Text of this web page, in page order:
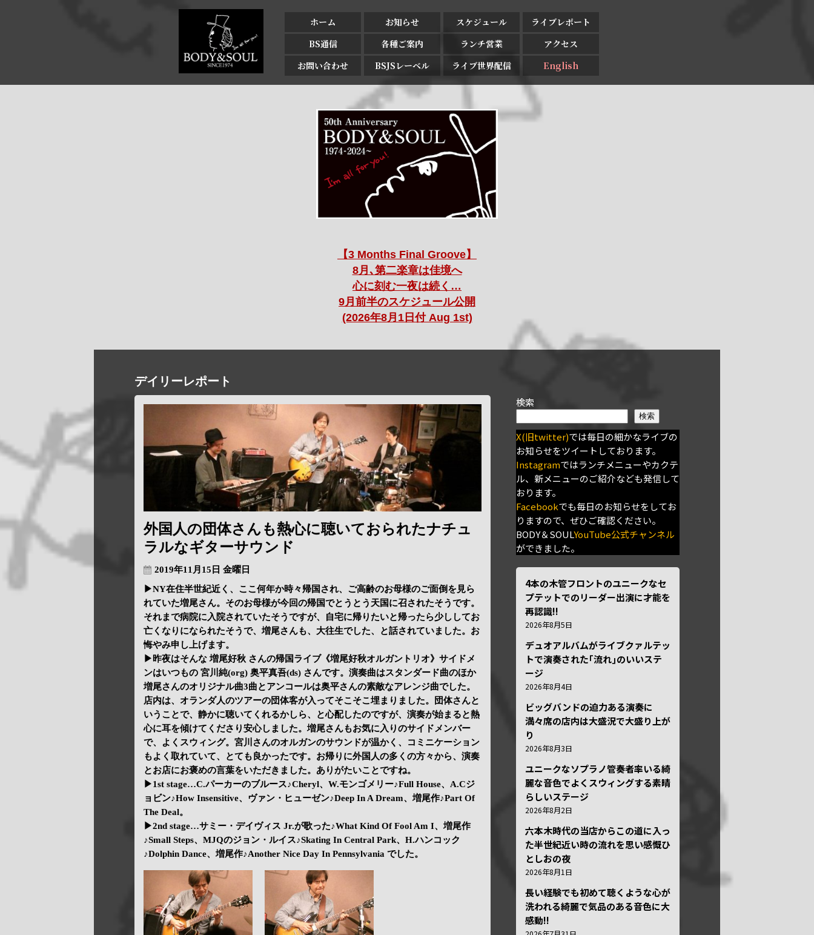
ホーム お知らせ スケジュール
ライブレポート
BS通信
各種ご案内 ランチ営業
アクセス
お問い合わせ
BSJSレーベル ライブ世界配信 English
【3 Months Final Groove】
8月､第二楽章は佳境へ
心に刻む一夜は続く…
9月前半のスケジュール公開
(2026年8月1日付 Aug 1st)
デイリーレポート
外国人の団体さんも熱心に聴いておられたナチュ
ラルなギターサウンド
2019年11月15日 金曜日
▶NY在住半世紀近く、ここ何年か時々帰国され、ご高齢のお母様のご面倒を見ら
れていた増尾さん。そのお母様が今回の帰国でとうとう天国に召されたそうです。
それまで病院に入院されていたそうですが、自宅に帰りたいと帰ったら少ししてお
亡くなりになられたそうで、増尾さんも、大往生でした、と話されていました。お
悔やみ申し上げます。
▶昨夜はそんな 増尾好秋 さんの帰国ライブ《増尾好秋オルガントリオ》サイドメ
ンはいつもの 宮川純(org) 奥平真吾(ds) さんです。演奏曲はスタンダード曲のほか
増尾さんのオリジナル曲3曲とアンコールは奥平さんの素敵なアレンジ曲でした。
店内は、オランダ人のツアーの団体客が入ってそこそこ埋まりました。団体さんと
いうことで、静かに聴いてくれるかしら、と心配したのですが、演奏が始まると熱
心に耳を傾けてくださり安心しました。増尾さんもお気に入りのサイドメンバー
で、よくスウィング。宮川さんのオルガンのサウンドが温かく、コミニケーション
もよく取れていて、とても良かったです。お帰りに外国人の多くの方々から、演奏
とお店にお褒めの言葉をいただきました。ありがたいことですね。
▶1st stage…C.パーカーのブルース♪Cheryl、W.モンゴメリー♪Full House、A.Cジ
ョビン♪How Insensitive、ヴァン・ヒューゼン♪Deep In A Dream、増尾作♪Part Of
The Deal。
▶2nd stage…サミー・デイヴィス Jr.が歌った♪What Kind Of Fool Am I、増尾作
♪Small Steps、MJQのジョン・ルイス♪Skating In Central Park、H.ハンコック
♪Dolphin Dance、増尾作♪Another Nice Day In Pennsylvania でした。
検索
検索
X(旧twitter)では毎日の細かなライブの
お知らせをツイートしております。
Instagramではランチメニューやカクテ
ル、新メニューのご紹介なども発信して
おります。
Facebookでも毎日のお知らせをしてお
りますので、ぜひご確認ください。
BODY＆SOULYouTube公式チャンネル
ができました。
4本の木管フロントのユニークなセ
プテットでのリーダー出演に才能を
再認識!!
2026年8月5日
デュオアルバムがライブクァルテッ
トで演奏された｢流れ｣のいいステ
ージ
2026年8月4日
ビッグバンドの迫力ある演奏に
満々席の店内は大盛況で大盛り上が
り
2026年8月3日
ユニークなソプラノ管奏者率いる綺
麗な音色でよくスウィングする素晴
らしいステージ
2026年8月2日
六本木時代の当店からこの道に入っ
た半世紀近い時の流れを思い感慨ひ
としおの夜
2026年8月1日
長い経験でも初めて聴くような心が
洗われる綺麗で気品のある音色に大
感動!!